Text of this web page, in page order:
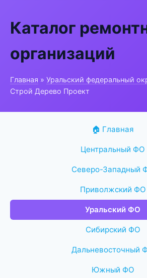
Каталог
организаций
Главная » Уральский федеральный
Строй Дерево Проект
🏠 Главная
Центральный ФО
Северо-Западный
Приволжский ФО
Уральский ФО
Сибирский ФО
Дальневосточный
Южный ФО